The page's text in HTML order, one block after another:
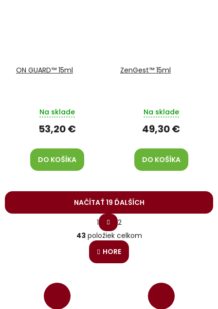
ON GUARD™ 15ml
Na sklade
53,20 €
DO KOŠÍKA
ZenGest™ 15ml
Na sklade
49,30 €
DO KOŠÍKA
O
v
l
NAČÍTAŤ 19 ĎALŠÍCH
S
t
r
á
n
o
1
2
43položiek celkom
HORE